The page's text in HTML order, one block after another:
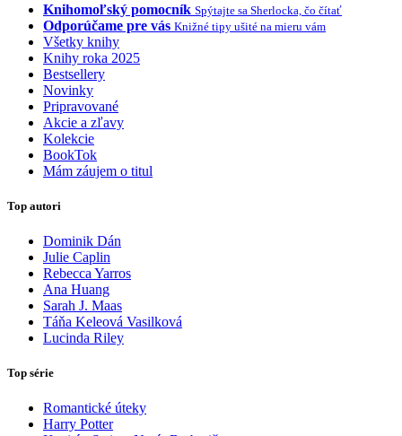
Knihomoľský pomocník Spýtajte sa Sherlocka, čo čítať
Odporúčame pre vás Knižné tipy ušité na mieru vám
Všetky knihy
Knihy roka 2025
Bestsellery
Novinky
Pripravované
Akcie a zľavy
Kolekcie
BookTok
Mám záujem o titul
Top autori
Dominik Dán
Julie Caplin
Rebecca Yarros
Ana Huang
Sarah J. Maas
Táňa Keleová Vasilková
Lucinda Riley
Top série
Romantické úteky
Harry Potter